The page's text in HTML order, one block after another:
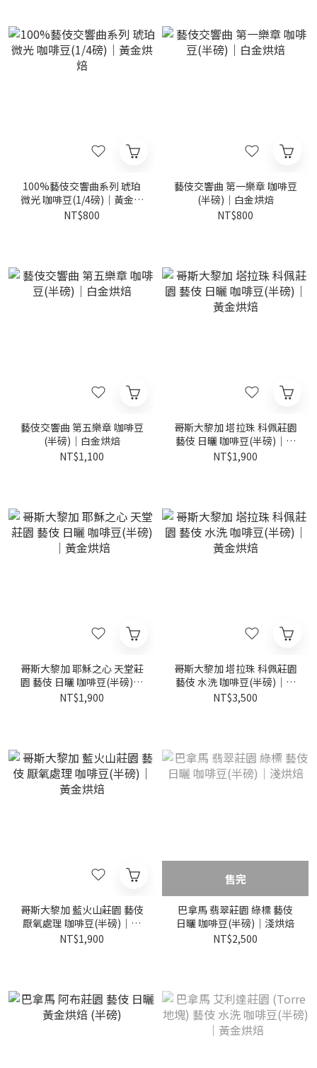
100%藝伎交響曲系列 琥珀
微光 咖啡豆(1/4磅)｜黃金烘
焙
NT$800
藝伎交響曲 第一樂章 咖啡豆
(半磅)｜白金烘焙
NT$800
藝伎交響曲 第五樂章 咖啡豆
(半磅)｜白金烘焙
NT$1,100
哥斯大黎加 塔拉珠 科佩莊園
藝伎 日曬 咖啡豆(半磅)｜黃
金烘焙
NT$1,900
哥斯大黎加 耶穌之心 天堂莊
園 藝伎 日曬 咖啡豆(半磅)｜
黃金烘焙
NT$1,900
哥斯大黎加 塔拉珠 科佩莊園
藝伎 水洗 咖啡豆(半磅)｜黃
金烘焙
NT$3,500
哥斯大黎加 藍火山莊園 藝伎
厭氧處理 咖啡豆(半磅)｜黃
金烘焙
NT$1,900
售完
巴拿馬 翡翠莊園 綠標 藝伎
日曬 咖啡豆(半磅)｜淺烘焙
NT$2,500